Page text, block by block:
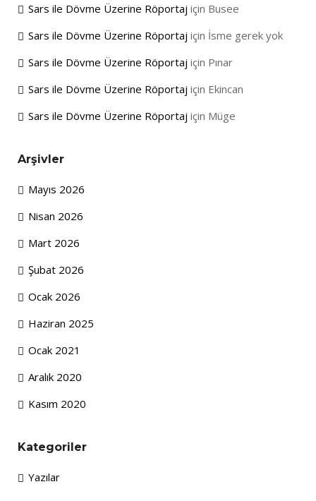
Sars ile Dövme Üzerine Röportaj için Busee
Sars ile Dövme Üzerine Röportaj için İsme gerek yok
Sars ile Dövme Üzerine Röportaj için Pınar
Sars ile Dövme Üzerine Röportaj için Ekincan
Sars ile Dövme Üzerine Röportaj için Müge
Arşivler
Mayıs 2026
Nisan 2026
Mart 2026
Şubat 2026
Ocak 2026
Haziran 2025
Ocak 2021
Aralık 2020
Kasım 2020
Kategoriler
Yazılar